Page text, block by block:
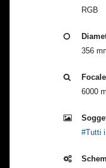
RGB
356
6000
#Tutti